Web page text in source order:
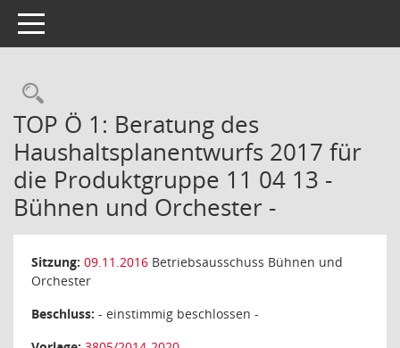
Toggle navigation
Rechercheauswahl
TOP Ö 1: Beratung des
Haushaltsplanentwurfs 2017 für
die Produktgruppe 11 04 13 -
Bühnen und Orchester -
Sitzung: 09.11.2016 Betriebsausschuss Bühnen und
Orchester
Beschluss: - einstimmig beschlossen -